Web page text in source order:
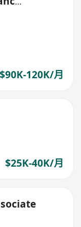
$90K-120K/月
$25K-40K/月